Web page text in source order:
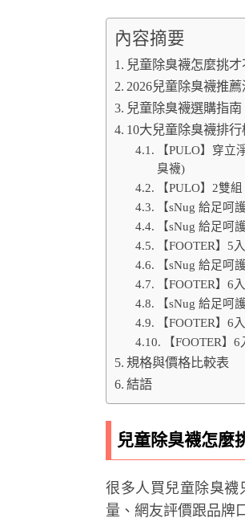
內容摘要
兒童除臭襪怎麼挑才
2026兒童除臭襪推
兒童除臭襪選購指南
10大兒童除臭襪排行
【PULO】穿
臭襪)
【PULO】2雙
【sNug 給足呵
【sNug 給足呵
【FOOTER】
【sNug 給足呵
【FOOTER】
【sNug 給足呵
【FOOTER】6
【FOOTER】
規格與價格比較表
結語
兒童除臭襪怎麼
很多人買兒童除臭襪
量、網友評價跟品牌